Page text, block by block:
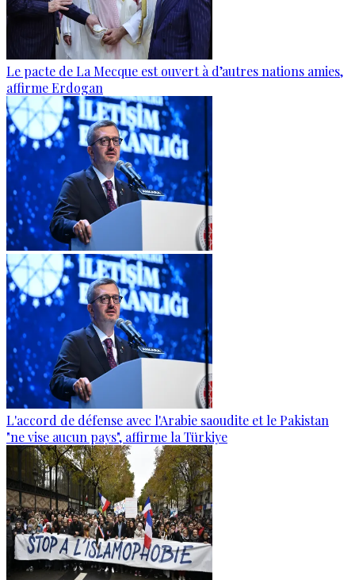
Le pacte de La Mecque est ouvert à d’autres nations amies,
affirme Erdogan
L'accord de défense avec l'Arabie saoudite et le Pakistan
"ne vise aucun pays", affirme la Türkiye